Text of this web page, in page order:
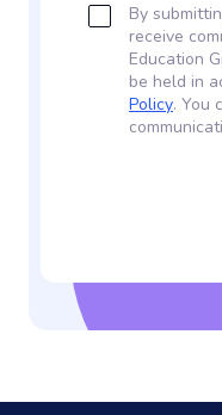
By
receive
Education
be held in
Policy. You